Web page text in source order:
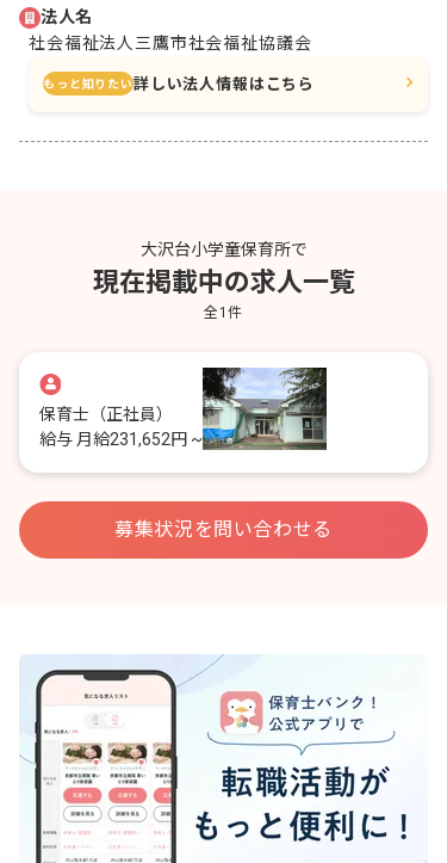
法人名
社会福祉法人三鷹市社会福祉協議会
もっと知りたい詳しい法人情報はこちら
大沢台小学童保育所で
現在掲載中の求人一覧
全 1件
保育士 （正社員）
給与 月給231,652円 ~
募集状況を問い合わせる